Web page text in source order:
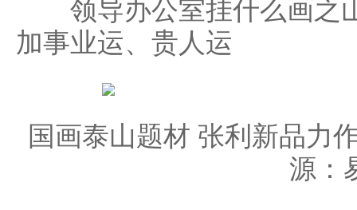
领导办公室挂什么画之
加事业运、贵人运
国画泰山题材 张利新品力
源：